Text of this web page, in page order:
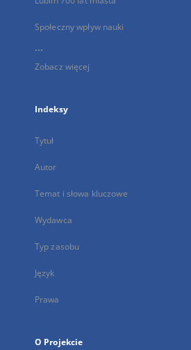
Społeczny wpływ nauki
...
Zobacz więcej
Indeksy
Tytuł
Autor
Temat i słowa kluczowe
Wydawca
Typ zasobu
Język
Prawa
O Projekcie